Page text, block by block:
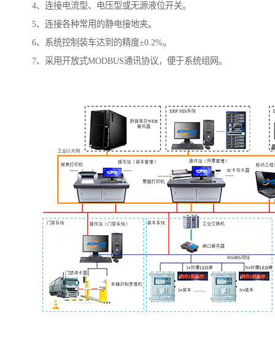
4、连接电流型、电压型或无源液位开关。
5、连接各种常用的静电接地夹。
6、系统控制装车达到的精度±0.2%。
7、采用开放式MODBUS通讯协议，便于系统组网。